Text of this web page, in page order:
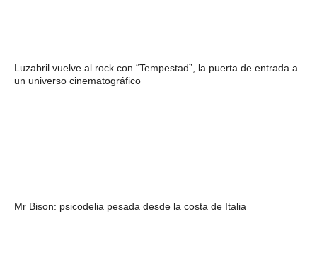
Luzabril vuelve al rock con “Tempestad”, la puerta de entrada a
un universo cinematográfico
Mr Bison: psicodelia pesada desde la costa de Italia